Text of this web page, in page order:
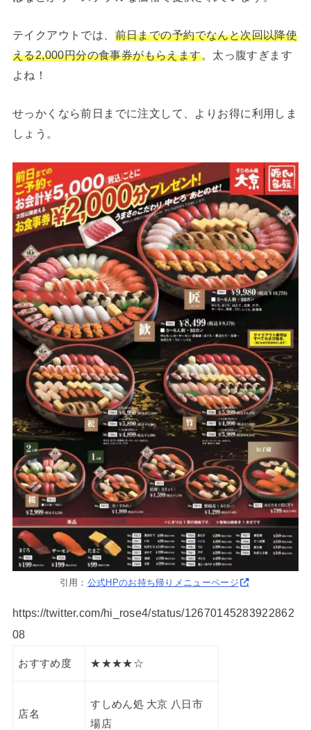
テイクアウトでは、 前日までの予約でなんと次回以降使
える2,000円分の食事券がもらえます。太っ腹すぎます
よね！
せっかくなら前日までに注文して、よりお得に利用しま
しょう。
引用： 公式HPのお持ち帰りメニューページ
https://twitter.com/hi_rose4/status/12670145283922862
08
おすすめ度 ★★★★☆
店名
すしめん処 大京 八日市
場店